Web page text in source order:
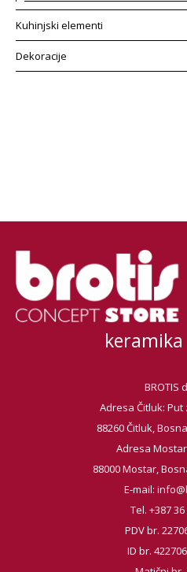
Kuhinjski elementi
Dekoracije
BROTIS
Adresa Čitluk: Put
88260 Čitluk,
Adresa
88000 Mostar,
E-mail:
Tel. +387
PDV br.
ID br.